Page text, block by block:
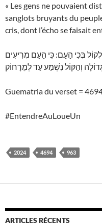
« Les gens ne pouvaient
sanglots bruyants du
cris, dont l’écho se faisait
בְּכִי הָעָם: כִּי הָעָם מְרִיעִים
וְהַקּוֹל נִשְׁמַע עַד לְמֵרָחוֹק
Guematria du verset =
#EntendreAuLoueUn
2024 4694 963
ARTICLES RÉCENTS